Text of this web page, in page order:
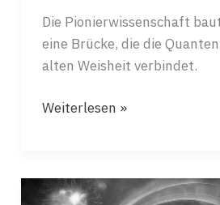
Die Pionierwissenschaft
eine Brücke, die die
alten Weisheit verbindet.
DIE
DAS
Weiterlesen »